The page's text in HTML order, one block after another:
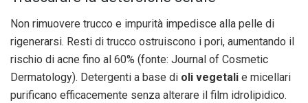
Non rimuovere trucco e impurità impedisce alla pelle di
rigenerarsi. Resti di trucco ostruiscono i pori, aumentando il
rischio di acne fino al 60% (fonte: Journal of Cosmetic
Dermatology). Detergenti a base di oli vegetali e micellari
purificano efficacemente senza alterare il film idrolipidico.